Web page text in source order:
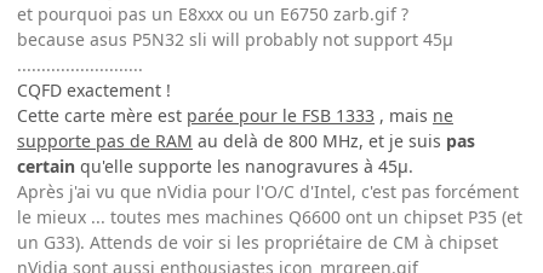
et pourquoi pas un E8xxx ou un E6750 zarb.gif ?
because asus P5N32 sli will probably not support 45µ
..........................
CQFD exactement !
Cette carte mère est parée pour le FSB 1333 , mais ne
supporte pas de RAM au delà de 800 MHz, et je suis pas
certain qu'elle supporte les nanogravures à 45µ.
Après j'ai vu que nVidia pour l'O/C d'Intel, c'est pas forcément
le mieux ... toutes mes machines Q6600 ont un chipset P35 (et
un G33). Attends de voir si les propriétaire de CM à chipset
nVidia sont aussi enthousiastes icon_mrgreen.gif